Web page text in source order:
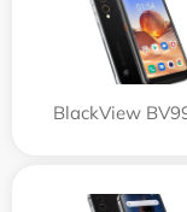
BlackView